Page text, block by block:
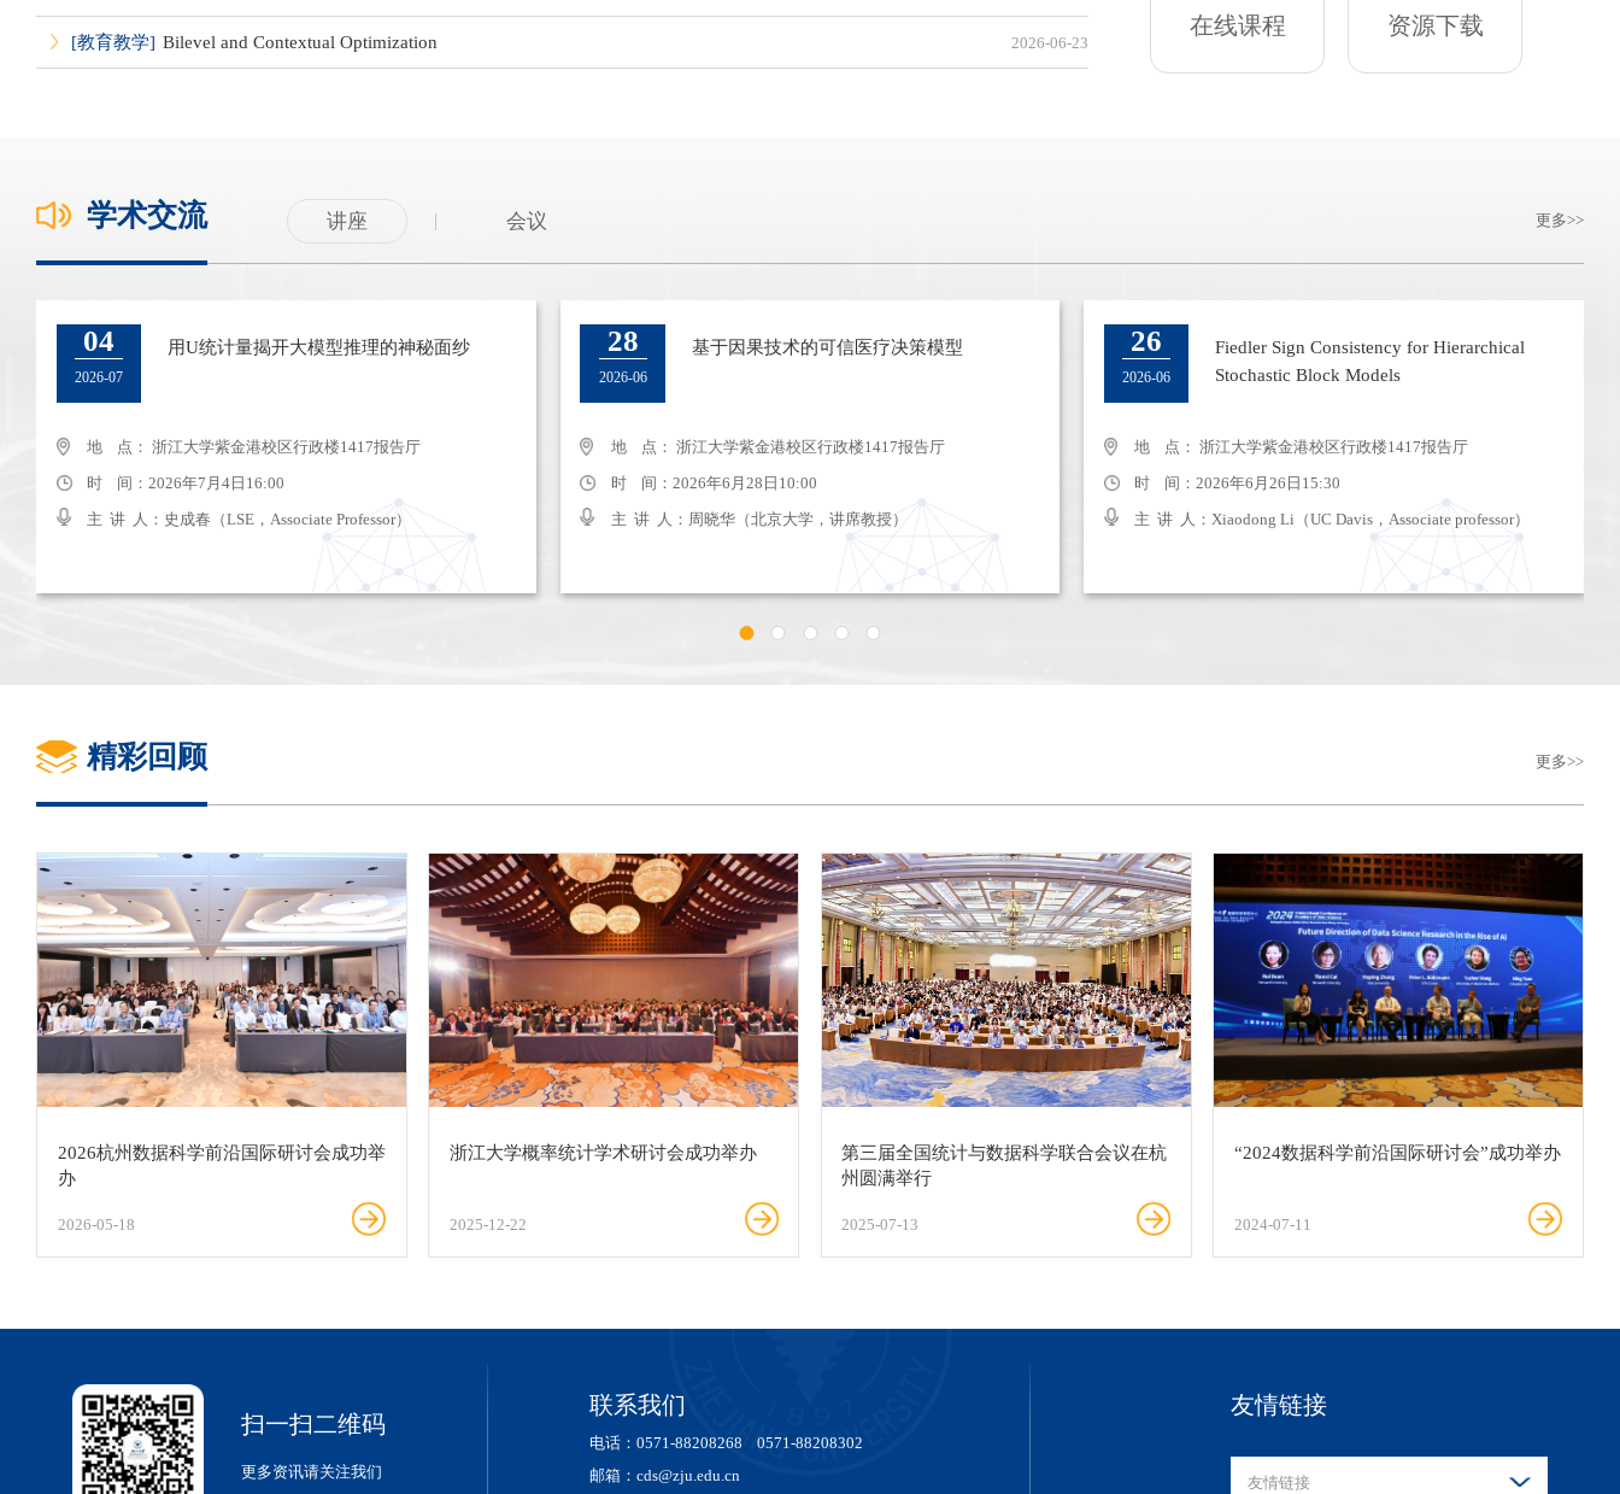
[教育教学] Bilevel and Contextual Optimization 2026-06-23 科研院转发浙江省科技厅关于开展2025年度浙江省科
在线课程 资源下载
学术交流 更多
讲座 会议
04
2026-07
用U统计量揭开大模型推理的神秘面纱
地 点： 浙江大学紫金港校区行政楼1417报告厅
时 间：2026年7月4日16:00
主 讲 人：史成春（LSE，Associate Professor）
28
2026-06
基于因果技术的可信医疗决策模型
地 点： 浙江大学紫金港校区行政楼1417报告厅
时 间：2026年6月28日10:00
主 讲 人：周晓华（北京大学，讲席教授）
26
2026-06
Fiedler Sign Consistency for Hierarchical
Stochastic Block Models
地 点： 浙江大学紫金港校区行政楼1417报告厅
时 间：2026年6月26日15:30
主 讲 人：Xiaodong Li（UC Davis，Associate professor）
11
2025-07
第三届全国统计与数据科学联合会议
地 点： 杭州太虚湖假日酒店
时 间：2025年7月11日-13日
主 讲 人：
26
2025-05
2025春季博士生论坛
地 点： 浙江大学紫金港校区行政楼1417报告厅
时 间：2025年5月26日9:00-10:30
主 讲 人：吴正楷、申百宁、张艳
22
2024-09
2024秋季博士生论坛暨“数据科学最佳研究
奖”颁奖仪式
地 点： 浙大圆正启真水晶酒店（古墩路671号）
时 间：2024年9月22日09:30-17:00
主 讲 人：
精彩回顾 更多
2026杭州数据科学前沿国际研讨会成功举
办
2026-05-18
浙江大学概率统计学术研讨会成功举办
2025-12-22
第三届全国统计与数据科学联合会议在杭
州圆满举行
2025-07-13
“2024数据科学前沿国际研讨会”成功举办
2024-07-11
扫一扫二维码
更多资讯请关注我们
联系我们
电话：0571-88208268 0571-88208302
邮箱：cds@zju.edu.cn
友情链接
友情链接